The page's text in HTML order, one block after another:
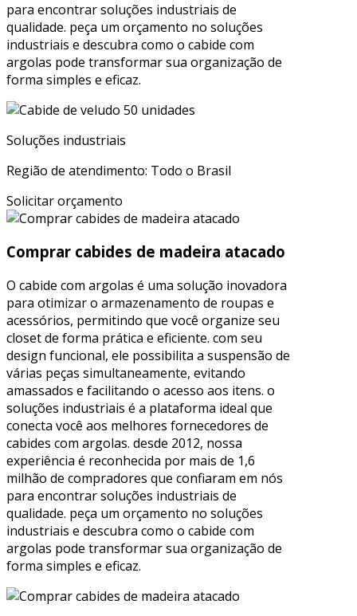
para encontrar soluções industriais de
qualidade. peça um orçamento no soluções
industriais e descubra como o cabide com
argolas pode transformar sua organização de
forma simples e eficaz.
Soluções industriais
Região de atendimento: Todo o Brasil
Solicitar orçamento
Comprar cabides de madeira atacado
O cabide com argolas é uma solução inovadora
para otimizar o armazenamento de roupas e
acessórios, permitindo que você organize seu
closet de forma prática e eficiente. com seu
design funcional, ele possibilita a suspensão de
várias peças simultaneamente, evitando
amassados e facilitando o acesso aos itens. o
soluções industriais é a plataforma ideal que
conecta você aos melhores fornecedores de
cabides com argolas. desde 2012, nossa
experiência é reconhecida por mais de 1,6
milhão de compradores que confiaram em nós
para encontrar soluções industriais de
qualidade. peça um orçamento no soluções
industriais e descubra como o cabide com
argolas pode transformar sua organização de
forma simples e eficaz.